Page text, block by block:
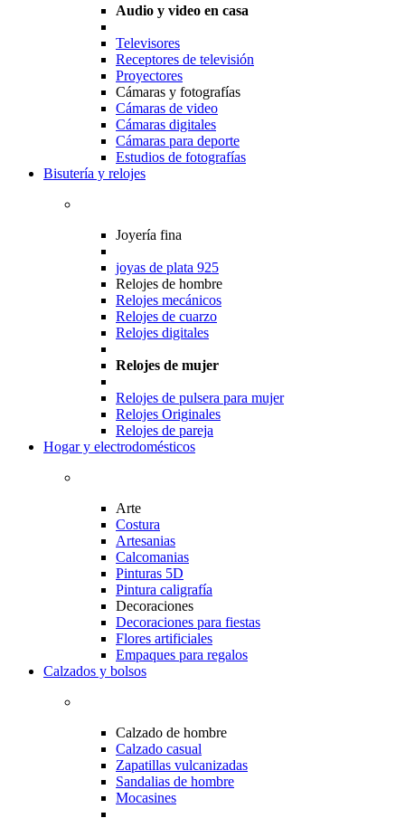
Audio y video en casa
Televisores
Receptores de televisión
Proyectores
Cámaras y fotografías
Cámaras de video
Cámaras digitales
Cámaras para deporte
Estudios de fotografías
Bisutería y relojes
Joyería fina
joyas de plata 925
Relojes de hombre
Relojes mecánicos
Relojes de cuarzo
Relojes digitales
Relojes de mujer
Relojes de pulsera para mujer
Relojes Originales
Relojes de pareja
Hogar y electrodomésticos
Arte
Costura
Artesanias
Calcomanias
Pinturas 5D
Pintura caligrafía
Decoraciones
Decoraciones para fiestas
Flores artificiales
Empaques para regalos
Calzados y bolsos
Calzado de hombre
Calzado casual
Zapatillas vulcanizadas
Sandalias de hombre
Mocasines